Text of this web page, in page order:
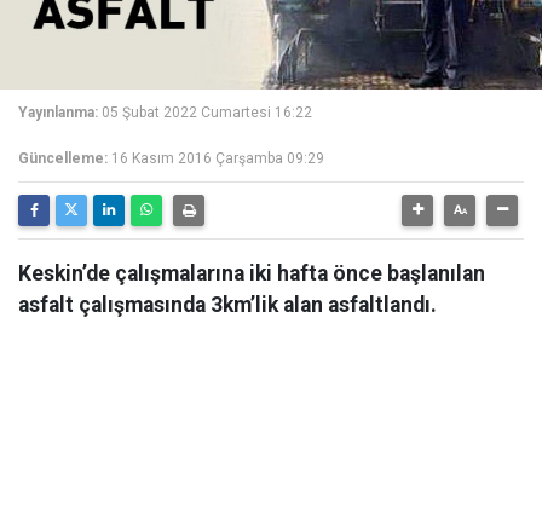
Yayınlanma: 05 Şubat 2022 Cumartesi 16:22
Güncelleme: 16 Kasım 2016 Çarşamba 09:29
Keskin’de çalışmalarına iki hafta önce başlanılan
asfalt çalışmasında 3km’lik alan asfaltlandı.